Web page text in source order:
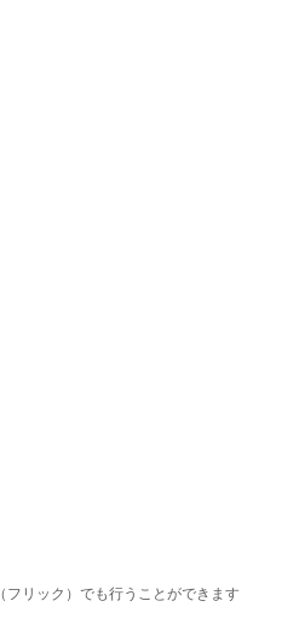
リック）でも行うことができます